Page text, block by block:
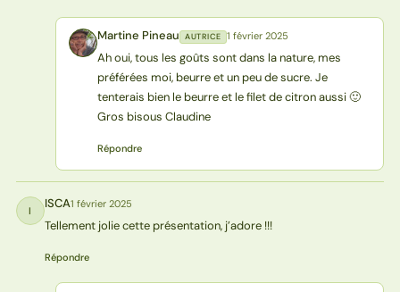
MP Martine Pineau AUTRICE 1 février 2025
Ah oui, tous les goûts sont dans la nature, mes
préférées moi, beurre et un peu de sucre. Je
tenterais bien le beurre et le filet de citron aussi 🙂
Gros bisous Claudine
Répondre
I ISCA1 février 2025
Tellement jolie cette présentation, j’adore !!!
Répondre